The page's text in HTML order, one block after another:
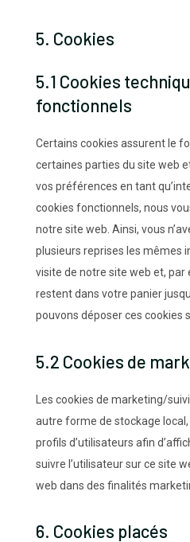
5. Cookies
5.1 Cookies
fonctionnels
Certains cookies assurent le
certaines parties du site web
vos préférences en tant
cookies fonctionnels, nous
notre site web. Ainsi, vous
plusieurs reprises les mêmes
visite de notre site web et, par
restent dans votre panier
pouvons déposer ces cookies
5.2 Cookies de
Les cookies de marketing/
autre forme de stockage
profils d’utilisateurs afin
suivre l’utilisateur sur ce site
web dans des finalités
6. Cookies placés